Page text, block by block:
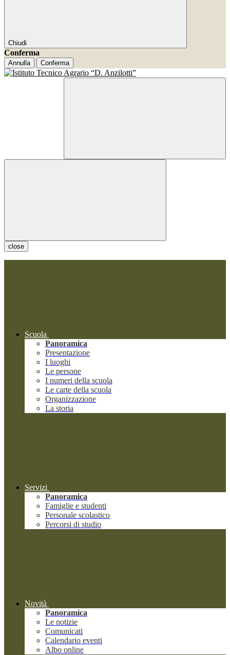
Chiudi
Conferma
Annulla Conferma
close
Scuola
Panoramica
Presentazione
I luoghi
Le persone
I numeri della scuola
Le carte della scuola
Organizzazione
La storia
Servizi
Panoramica
Famiglie e studenti
Personale scolastico
Percorsi di studio
Novità
Panoramica
Le notizie
Comunicati
Calendario eventi
Albo online